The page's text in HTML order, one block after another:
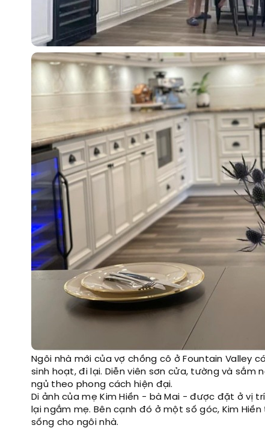
Ngôi nhà mới của vợ chồng cô ở Fountain Valley
sinh hoạt, đi lại. Diễn viên sơn cửa, tường và
ngủ theo phong cách hiện đại.
Di ảnh của mẹ Kim Hiền - bà Mai - được đặt ở vị
lại ngắm mẹ. Bên cạnh đó ở một số góc, Kim
sống cho ngôi nhà.